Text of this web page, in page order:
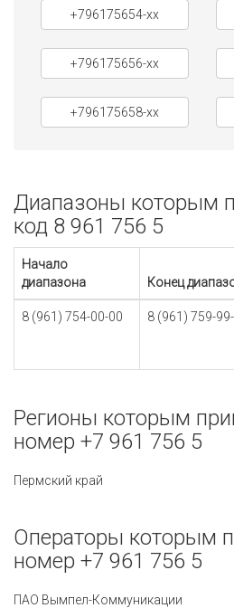
+796175654-xx
+796175656-xx
+796175658-xx
Диапазоны которым
код 8 961 756 5
Начало
диапазона
Конец
8 (961) 754-00-00 8 (961) 759-
Регионы которым
номер +7 961 756 5
Пермский край
Операторы которым
номер +7 961 756 5
ПАО Вымпел-Коммуникации